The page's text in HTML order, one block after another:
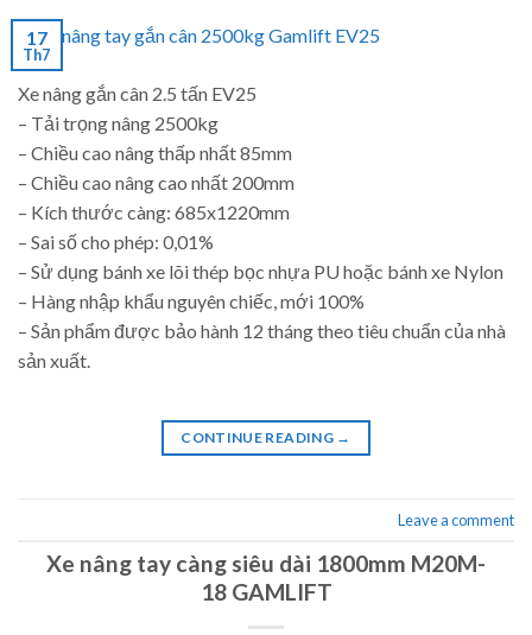
17
Th7
Xe nâng gắn cân 2.5 tấn EV25
– Tải trọng nâng 2500kg
– Chiều cao nâng thấp nhất 85mm
– Chiều cao nâng cao nhất 200mm
– Kích thước càng: 685x1220mm
– Sai số cho phép: 0,01%
– Sử dụng bánh xe lõi thép bọc nhựa PU hoặc bánh xe Nylon
– Hàng nhập khẩu nguyên chiếc, mới 100%
– Sản phẩm được bảo hành 12 tháng theo tiêu chuẩn của nhà
sản xuất.
CONTINUE READING →
Leave a comment
Xe nâng tay càng siêu dài 1800mm M20M-
18 GAMLIFT